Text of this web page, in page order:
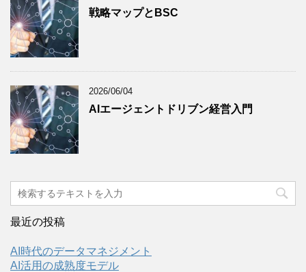
戦略マップとBSC
2026/06/04
AIエージェントドリブン経営入門
最近の投稿
AI時代のデータマネジメント
AI活用の成熟度モデル